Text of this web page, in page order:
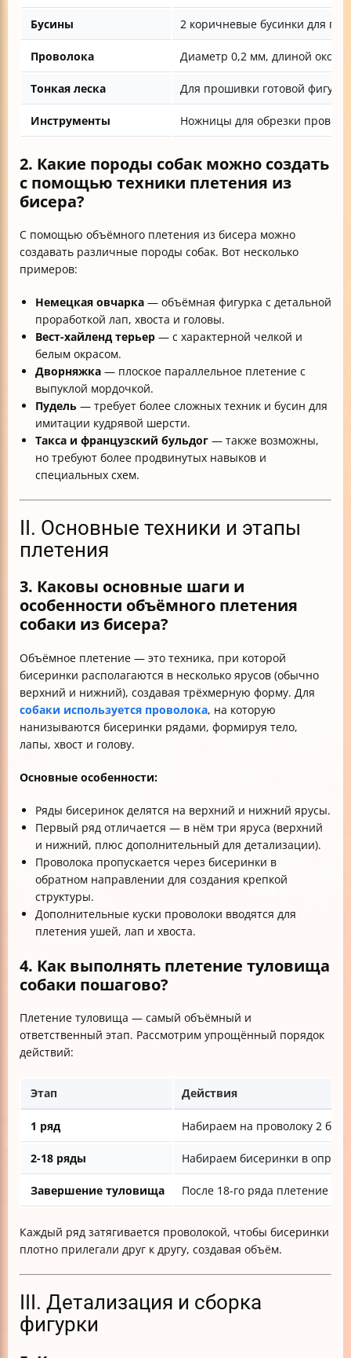
Бусины 2 коричневые бусинки для
Проволока Диаметр 0,2 мм, длиной около
Тонкая леска Для прошивки готовой
Инструменты Ножницы для обрезки
2. Какие породы собак можно создать
с помощью техники плетения из
бисера?
С помощью объёмного плетения из бисера можно
создавать различные породы собак. Вот несколько
примеров:
Немецкая овчарка — объёмная фигурка с детальной
проработкой лап, хвоста и головы.
Вест-хайленд терьер — с характерной челкой и
белым окрасом.
Дворняжка — плоское параллельное плетение с
выпуклой мордочкой.
Пудель — требует более сложных техник и бусин для
имитации кудрявой шерсти.
Такса и французский бульдог — также возможны,
но требуют более продвинутых навыков и
специальных схем.
II. Основные техники и этапы
плетения
3. Каковы основные шаги и
особенности объёмного плетения
собаки из бисера?
Объёмное плетение — это техника, при которой
бисеринки располагаются в несколько ярусов (обычно
верхний и нижний), создавая трёхмерную форму. Для
собаки используется проволока, на которую
нанизываются бисеринки рядами, формируя тело,
лапы, хвост и голову.
Основные особенности:
Ряды бисеринок делятся на верхний и нижний ярусы.
Первый ряд отличается — в нём три яруса (верхний
и нижний, плюс дополнительный для детализации).
Проволока пропускается через бисеринки в
обратном направлении для создания крепкой
структуры.
Дополнительные куски проволоки вводятся для
плетения ушей, лап и хвоста.
4. Как выполнять плетение туловища
собаки пошагово?
Плетение туловища — самый объёмный и
ответственный этап. Рассмотрим упрощённый порядок
действий:
Этап Действия
1 ряд Набираем на проволоку 2
2-18 ряды Набираем бисеринки в
Завершение туловища После 18-го ряда плетение
Каждый ряд затягивается проволокой, чтобы бисеринки
плотно прилегали друг к другу, создавая объём.
III. Детализация и сборка
фигурки